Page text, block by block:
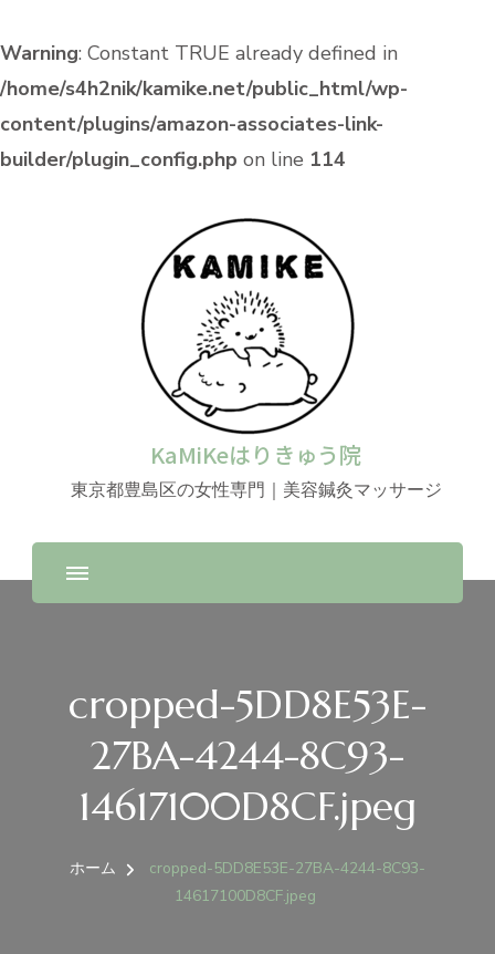
Warning: Constant TRUE already defined in
/home/s4h2nik/kamike.net/public_html/wp-
content/plugins/amazon-associates-link-
builder/plugin_config.php on line 114
KaMiKeはりきゅう院
東京都豊島区の女性専門｜美容鍼灸マッサージ
cropped-5DD8E53E-
27BA-4244-8C93-
14617100D8CF.jpeg
ホーム
cropped-5DD8E53E-27BA-4244-8C93-
14617100D8CF.jpeg